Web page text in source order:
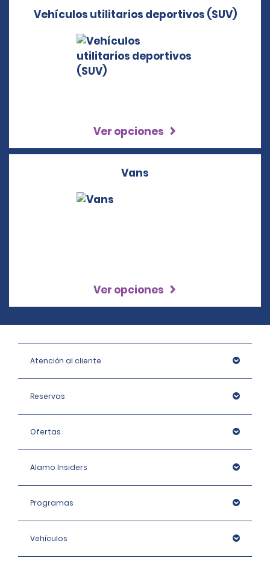
Vehículos utilitarios deportivos (SUV)
Ver opciones
Vans
Ver opciones
Atención al cliente
Reservas
Ofertas
Alamo Insiders
Programas
Vehículos